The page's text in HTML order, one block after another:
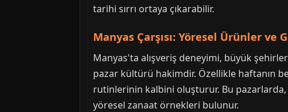
tarihi sırrı ortaya çıkarabilir.
Manyas Çarşısı: Yöresel Ürünler ve
Manyas'ta alışveriş deneyimi, büyük
pazar kültürü hakimdir. Özellikle haftanın
rutinlerinin kalbini oluşturur. Bu pazarlarda,
yöresel zanaat örnekleri bulunur.